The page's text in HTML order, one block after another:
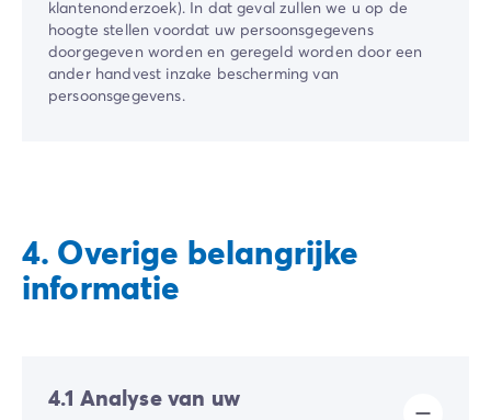
klantenonderzoek). In dat geval zullen we u op de
hoogte stellen voordat uw persoonsgegevens
doorgegeven worden en geregeld worden door een
ander handvest inzake bescherming van
persoonsgegevens.
4. Overige belangrijke
informatie
4.1 Analyse van uw